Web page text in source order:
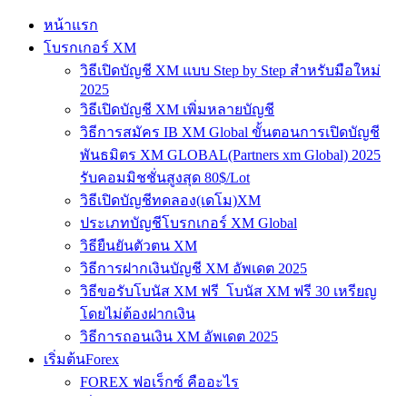
หน้าแรก
โบรกเกอร์ XM
วิธีเปิดบัญชี XM แบบ Step by Step สำหรับมือใหม่
2025
วิธีเปิดบัญชี XM เพิ่มหลายบัญชี
วิธีการสมัคร IB XM Global ขั้นตอนการเปิดบัญชี
พันธมิตร XM GLOBAL(Partners xm Global) 2025
รับคอมมิชชั่นสูงสุด 80$/Lot
วิธีเปิดบัญชีทดลอง(เดโม)XM
ประเภทบัญชีโบรกเกอร์ XM Global
วิธียืนยันตัวตน XM
วิธีการฝากเงินบัญชี XM อัพเดต 2025
วิธีขอรับโบนัส XM ฟรี โบนัส XM ฟรี 30 เหรียญ
โดยไม่ต้องฝากเงิน
วิธีการถอนเงิน XM อัพเดต 2025
เริ่มต้นForex
FOREX ฟอเร็กซ์ คืออะไร